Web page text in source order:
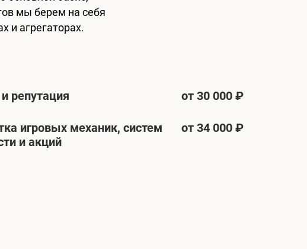
мы берем на себя
и агрегаторах.
репутация от 30 000 ₽
игровых механик, систем
и акций
от 34 000 ₽